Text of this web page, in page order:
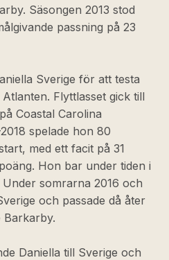
Säsongen 2013 stod
passning på 23
Sverige för att testa
Flyttlasset gick till
Coastal Carolina
spelade hon 80
med ett facit på 31
Hon bar under tiden i
somrarna 2016 och
och passade då åter
Barkarby.
Daniella till Sverige och